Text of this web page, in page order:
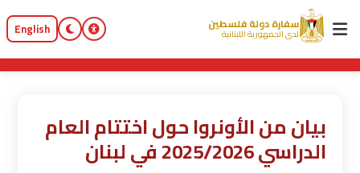
سفارة دولة فلسطين
لدى الجمهورية اللبنانية English
بيان من الأونروا حول اختتام العام
الدراسي 2025/2026 في لبنان